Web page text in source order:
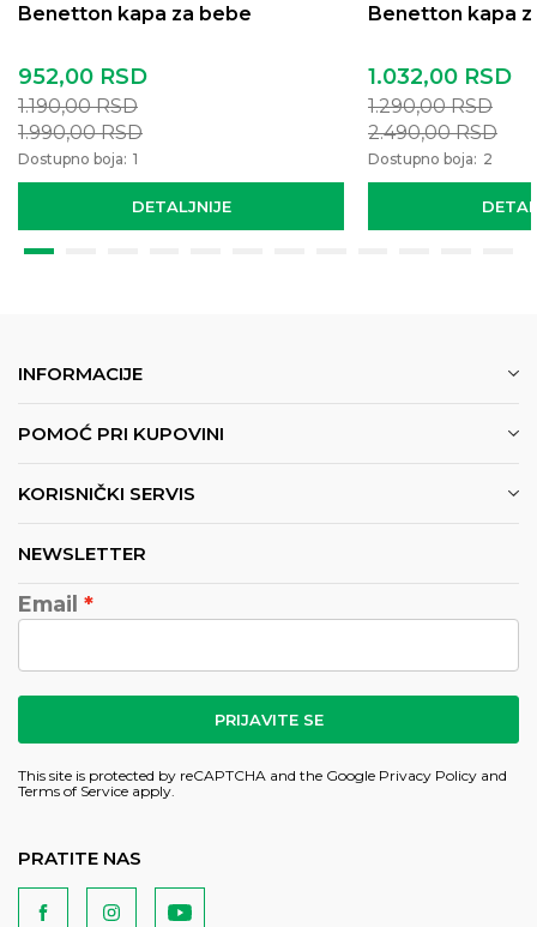
Benetton kapa za bebe
DETALJNIJE
952,00 RSD
1.190,00RSD
1.990,00RSD
Dostupno boja: 1
Benetton kapa
1.032,00 RSD
1.290,00RSD
2.490,00RSD
Dostupno boja: 2
INFORMACIJE
POMOĆ PRI KUPOVINI
KORISNIČKI SERVIS
NEWSLETTER
Email
PRIJAVITE SE
This site is protected by reCAPTCHA and the Google Privacy Policy and
Terms of Service apply.
PRATITE NAS